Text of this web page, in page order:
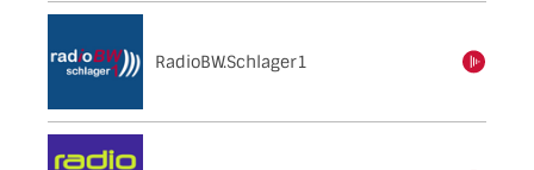
RadioBW.Schlager1